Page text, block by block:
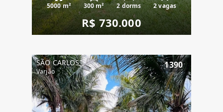
5000 m² 300 m² 2 dorms 2 vagas
R$ 730.000
SÃO CARLOS
Varjão
1390